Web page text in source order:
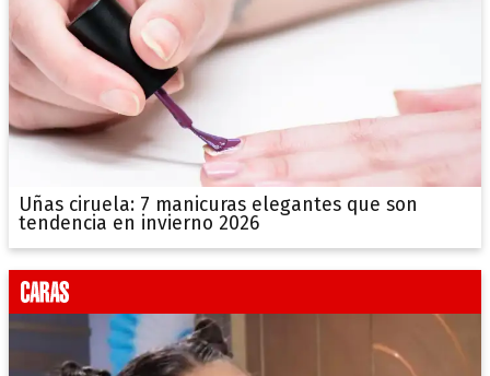
Uñas ciruela: 7 manicuras elegantes que son
tendencia en invierno 2026